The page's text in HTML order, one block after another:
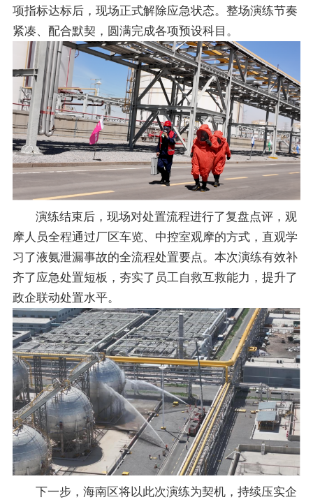
项指标达标后，现场正式解除应急状态。整场演练节奏
紧凑、配合默契，圆满完成各项预设科目。
演练结束后，现场对处置流程进行了复盘点评，观
摩人员全程通过厂区车览、中控室观摩的方式，直观学
习了液氨泄漏事故的全流程处置要点。本次演练有效补
齐了应急处置短板，夯实了员工自救互救能力，提升了
政企联动处置水平。
下一步，海南区将以此次演练为契机，持续压实企